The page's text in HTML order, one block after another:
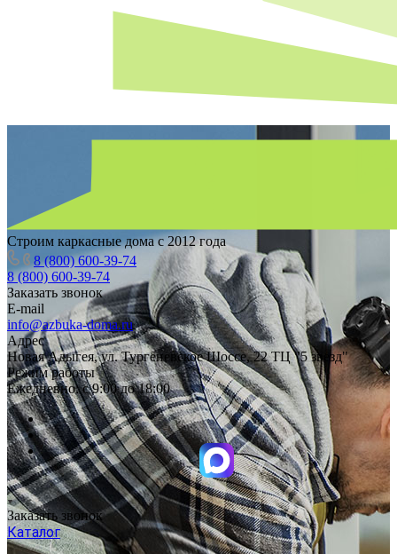
Строим каркасные дома с 2012 года
8 (800) 600-39-74
8 (800) 600-39-74
Заказать звонок
E-mail
info@azbuka-doma.ru
Адрес
Новая Адыгея, ул. Тургеневское Шоссе, 22 ТЦ "5 звезд"
Режим работы
Ежедневно: с 9:00 до 18:00
Заказать звонок
Каталог